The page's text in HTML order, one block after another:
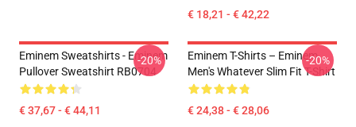
€ 18,21 - € 42,22
Eminem Sweatshirts - Eminem
Pullover Sweatshirt RB0704
€ 37,67 - € 44,11
-20%
Eminem T-Shirts – Eminem
Men's Whatever Slim Fit T-Shirt
€ 24,38 - € 28,06
-20%